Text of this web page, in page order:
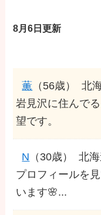
8月6日更新
薫 （56歳）
北
岩見沢に住んで
望です。
N （30歳）
北
プロフィールを
います🌸...